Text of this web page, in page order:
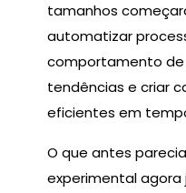
tamanhos
automatizar
comportamento de
tendências e criar
eficientes em
O que antes
experimental